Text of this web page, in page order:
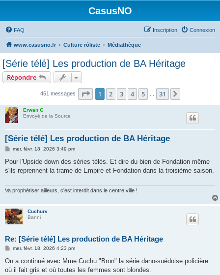
CasusNO
FAQ Connexion
Inscription
www.casusno.fr Culture rôliste Médiathèque
[Série télé] Les production de BA Héritage
Répondre
451 messages Page 1sur31
1 2 3 4 5 31
Erwan G
Envoyé de la Source
[Série télé] Les production de BA Héritage
M
s
a
mer. févr. 18, 2026 3:49 pm
Pour l'Upside down des séries télés. Et dire du bien de Fondation même
s'ils reprennent la trame de Empire et Fondation dans la troisième saison.
Va prophétiser ailleurs, c'est interdit dans le centre ville !
Cuchurv
Banni
Re: [Série télé] Les production de BA Héritage
M
s
a
mer. févr. 18, 2026 4:23 pm
On a continué avec Mme Cuchu "Bron" la série dano-suédoise policière
où il fait gris et où toutes les femmes sont blondes.